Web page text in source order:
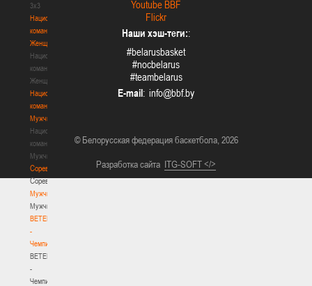
3х3
Национальная
команда.
Женщины
Национальная
команда.
Женщины
Национальная
команда.
Мужчины
Национальная
команда.
Мужчины
Соревнования
Соревнования
Мужчины
Мужчины
BETERA
-
Чемпионат
BETERA
-
Чемпионат
Youtube BBF
Flickr
Наши хэш-теги::
#belarusbasket
#nocbelarus
#teambelarus
E-mail:
© Белорусская федерация баскетбола, 2026
Разработка сайта ITG-SOFT </>